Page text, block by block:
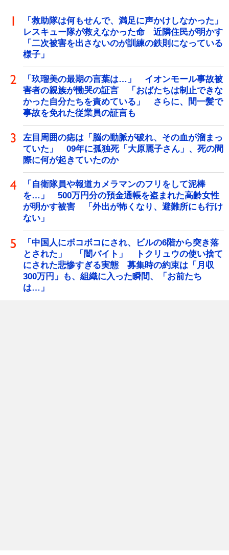
「救助隊は何もせんで、満足に声かけしなかった」
レスキュー隊が救えなかった命 近隣住民が明かす
「二次被害を出さないのが訓練の鉄則になっている
様子」
「玖瑠美の最期の言葉は…」 イオンモール事故被
害者の親族が慟哭の証言 「おばたちは制止できな
かった自分たちを責めている」 さらに、間一髪で
事故を免れた従業員の証言も
左目周囲の痣は「脳の動脈が破れ、その血が溜まっ
ていた」 09年に孤独死「大原麗子さん」、死の間
際に何が起きていたのか
「自衛隊員や報道カメラマンのフリをして泥棒
を…」 500万円分の預金通帳を盗まれた高齢女性
が明かす被害 「外出が怖くなり、避難所にも行け
ない」
「中国人にボコボコにされ、ビルの6階から突き落
とされた」 「闇バイト」 トクリュウの使い捨て
にされた悲惨すぎる実態 募集時の約束は「月収
300万円」も、組織に入った瞬間、「お前たち
は…」